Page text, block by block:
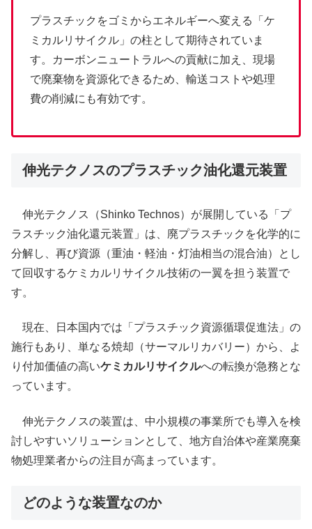
プラスチックをゴミからエネルギーへ変える「ケ
ミカルリサイクル」の柱として期待されていま
す。カーボンニュートラルへの貢献に加え、現場
で廃棄物を資源化できるため、輸送コストや処理
費の削減にも有効です。
伸光テクノスのプラスチック油化還元装置
伸光テクノス（Shinko Technos）が展開している「プ
ラスチック油化還元装置」は、廃プラスチックを化学的に
分解し、再び資源（重油・軽油・灯油相当の混合油）とし
て回収するケミカルリサイクル技術の一翼を担う装置で
す。
現在、日本国内では「プラスチック資源循環促進法」の
施行もあり、単なる焼却（サーマルリカバリー）から、よ
り付加価値の高いケミカルリサイクルへの転換が急務とな
っています。
伸光テクノスの装置は、中小規模の事業所でも導入を検
討しやすいソリューションとして、地方自治体や産業廃棄
物処理業者からの注目が高まっています。
どのような装置なのか